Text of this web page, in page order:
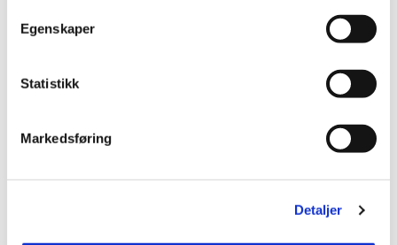
Egenskaper
Statistikk
Markedsføring
Detaljer
Pris: 180,-
Bohemen sportspub. Avreise kl. 09:30, pris
Servicetilbud på arenaen